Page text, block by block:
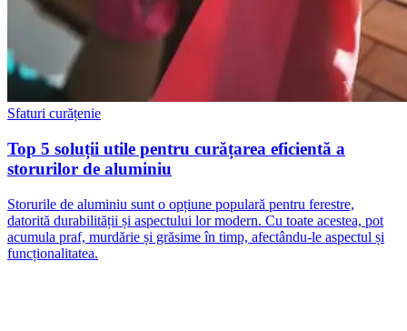
Sfaturi curățenie
Top 5 soluții utile pentru curățarea eficientă a
storurilor de aluminiu
Storurile de aluminiu sunt o opțiune populară pentru ferestre,
datorită durabilității și aspectului lor modern. Cu toate acestea, pot
acumula praf, murdărie și grăsime în timp, afectându-le aspectul și
funcționalitatea.